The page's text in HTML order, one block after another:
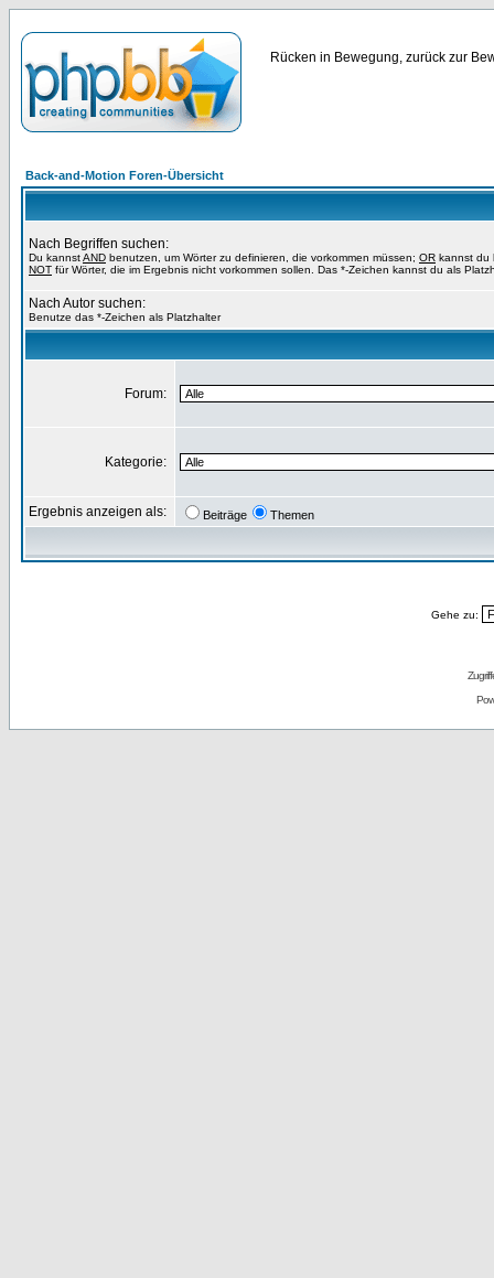
Rücken in Bewegung, zurück zur
Back-and-Motion Foren-Übersicht
Nach Begriffen suchen:
Du kannstAND benutzen, um Wörter zu definieren, die vorkommen müssen; OR kannst du
NOT für Wörter, die im Ergebnis nicht vorkommen sollen. Das *-Zeichen kannst du als
Nach Autor suchen:
Benutze das *-Zeichen als Platzhalter
Forum:
Kategorie:
Ergebnis anzeigen als: Beiträge Themen
Gehe zu: